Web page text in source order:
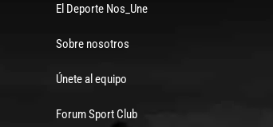
El Deporte Nos_Une
Sobre nosotros
Únete al equipo
Forum Sport Club